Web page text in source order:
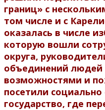
границ» с
том числе и с
оказалась в числе
которую вошли
округа,
объединений людей
возможностями и
посетили
государство, где